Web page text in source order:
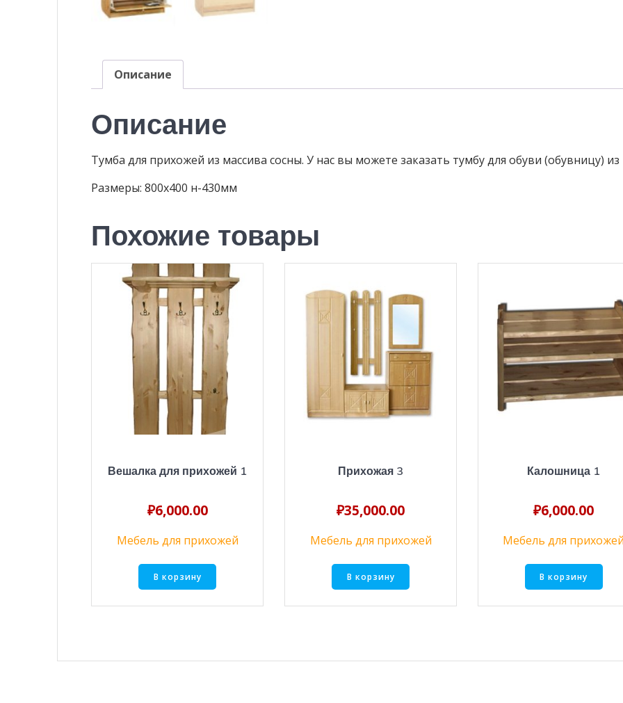
Описание
Описание
Тумба для прихожей из массива сосны. У нас вы можете заказать тумбу для обуви (обувницу)
Размеры: 800х400 н-430мм
Похожие товары
Вешалка для прихожей 1
₽6,000.00
Мебель для прихожей
В корзину
Прихожая 3
₽35,000.00
Мебель для прихожей
В корзину
Калошница 1
₽6,000.00
Мебель для прихожей
В корзину